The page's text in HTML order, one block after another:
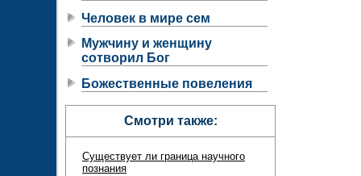
Человек в мире сем
Мужчину и женщину
сотворил Бог
Божественные повеления
Смотри также:
Существует ли граница научного
познания